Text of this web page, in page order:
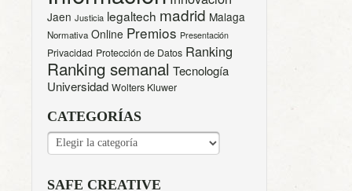
Jaen Justicia legaltech madrid Malaga
Normativa Online Premios Presentación
Privacidad Protección de Datos Ranking
Ranking semanal Tecnología
Universidad Wolters Kluwer
CATEGORÍAS
CATEGORÍAS
SAFE CREATIVE